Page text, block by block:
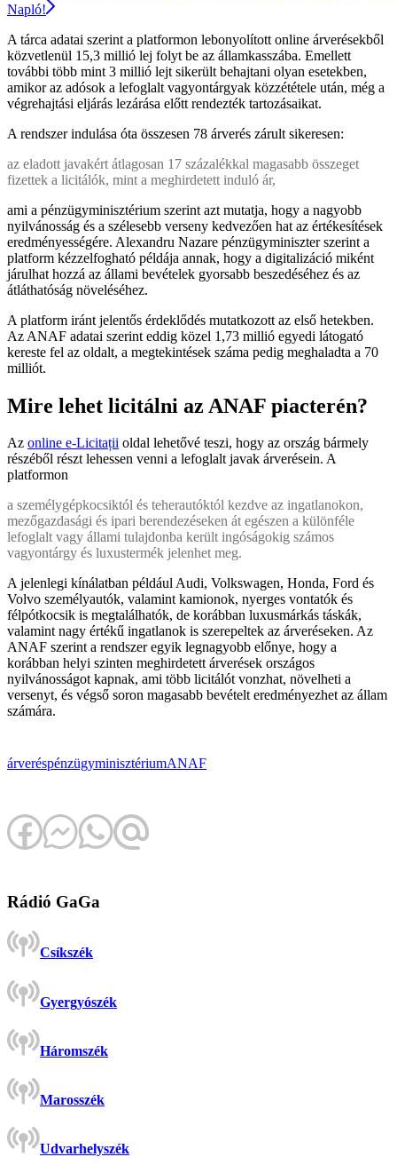
Napló!
A tárca adatai szerint a platformon lebonyolított online árverésekből
közvetlenül 15,3 millió lej folyt be az államkasszába. Emellett
további több mint 3 millió lejt sikerült behajtani olyan esetekben,
amikor az adósok a lefoglalt vagyontárgyak közzététele után, még a
végrehajtási eljárás lezárása előtt rendezték tartozásaikat.
A rendszer indulása óta összesen 78 árverés zárult sikeresen:
az eladott javakért átlagosan 17 százalékkal magasabb összeget
fizettek a licitálók, mint a meghirdetett induló ár,
ami a pénzügyminisztérium szerint azt mutatja, hogy a nagyobb
nyilvánosság és a szélesebb verseny kedvezően hat az értékesítések
eredményességére. Alexandru Nazare pénzügyminiszter szerint a
platform kézzelfogható példája annak, hogy a digitalizáció miként
járulhat hozzá az állami bevételek gyorsabb beszedéséhez és az
átláthatóság növeléséhez.
A platform iránt jelentős érdeklődés mutatkozott az első hetekben.
Az ANAF adatai szerint eddig közel 1,73 millió egyedi látogató
kereste fel az oldalt, a megtekintések száma pedig meghaladta a 70
milliót.
Mire lehet licitálni az ANAF piacterén?
Az online e-Licitații oldal lehetővé teszi, hogy az ország bármely
részéből részt lehessen venni a lefoglalt javak árverésein. A
platformon
a személygépkocsiktól és teherautóktól kezdve az ingatlanokon,
mezőgazdasági és ipari berendezéseken át egészen a különféle
lefoglalt vagy állami tulajdonba került ingóságokig számos
vagyontárgy és luxustermék jelenhet meg.
A jelenlegi kínálatban például Audi, Volkswagen, Honda, Ford és
Volvo személyautók, valamint kamionok, nyerges vontatók és
félpótkocsik is megtalálhatók, de korábban luxusmárkás táskák,
valamint nagy értékű ingatlanok is szerepeltek az árveréseken. Az
ANAF szerint a rendszer egyik legnagyobb előnye, hogy a
korábban helyi szinten meghirdetett árverések országos
nyilvánosságot kapnak, ami több licitálót vonzhat, növelheti a
versenyt, és végső soron magasabb bevételt eredményezhet az állam
számára.
árveréspénzügyminisztériumANAF
Rádió GaGa
Csíkszék
Gyergyószék
Háromszék
Marosszék
Udvarhelyszék